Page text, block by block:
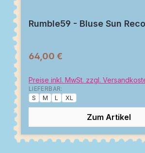
Rumble59 - Bluse Sun
64,00 €
Preise inkl. MwSt. zzgl.
LIEFERBAR:
S
M L XL
Zum Artikel